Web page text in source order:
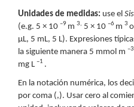
Unidades de medidas: use el
(e.g. 5 × 10 –9 m 3, 5 × 10 –6 m 3
μL, 5 mL, 5 L). Expresiones
la siguiente manera 5 mmol m –3
mg L –1 .
En la notación numérica, los
por coma (,). Usar cero al